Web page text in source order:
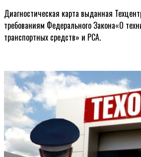
Диагностическая карта выданная
требованиям Федерального Закона«О
транспортных средств» и РСА.